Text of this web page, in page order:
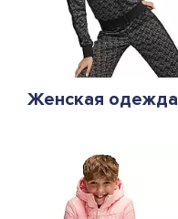
Женская одежда